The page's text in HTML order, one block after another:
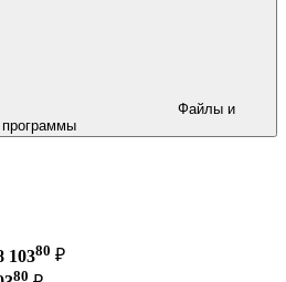
программы
10380 ₽
80